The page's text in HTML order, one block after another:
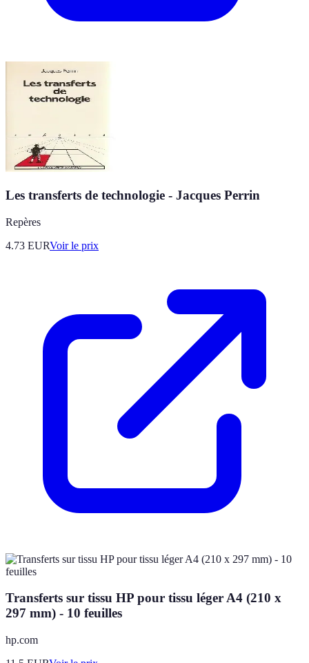
Les transferts de technologie - Jacques Perrin
Repères
4.73 EURVoir le prix
Transferts sur tissu HP pour tissu léger A4 (210 x
297 mm) - 10 feuilles
hp.com